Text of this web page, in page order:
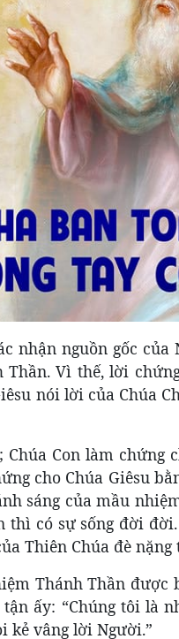
nhận nguồn gốc
Vì thế, lời
nói lời của Chúa
Con làm chứng
cho Chúa Giêsu
sáng của mầu
có sự sống đời
Thiên Chúa đè nặng
Thánh Thần được
ấy: “Chúng tôi là
kẻ vâng lời Người.”